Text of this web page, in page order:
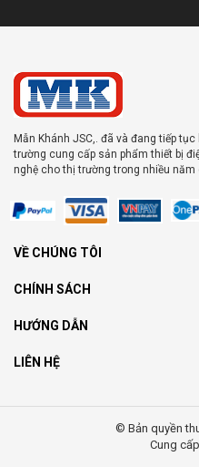
Mẫn Khánh JSC,. đã và đang tiếp
trường cung cấp sản phẩm thiết bị
nghệ cho thị trường trong nhiều năm
VỀ CHÚNG TÔI
CHÍNH SÁCH
HƯỚNG DẪN
LIÊN HỆ
© Bản quyền
Cung